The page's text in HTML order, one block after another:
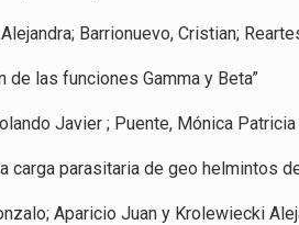
Barrionuevo, Cristian;
de las funciones Gamma y Beta”
Javier ; Puente, Mónica
carga parasitaria de geo helmintos
Aparicio Juan y Krolewiecki